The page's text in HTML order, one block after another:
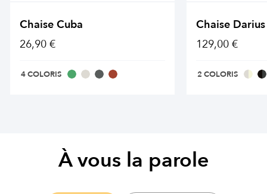
Chaise Cuba
26,90 €
4 COLORIS
Chaise Darius
129,00 €
2 COLORIS
À vous la parole